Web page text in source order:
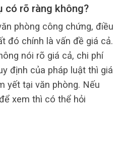
có rõ ràng không?
phòng công chứng, điều
đó chính là vấn đề giá cả.
nói rõ giá cả, chi phí
định của pháp luật thì giá
yết tại văn phòng. Nếu
xem thì có thể hỏi